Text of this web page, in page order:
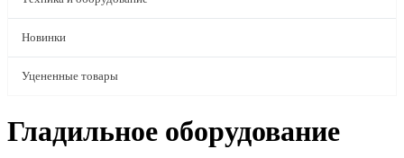
Новинки
Уцененные товары
Гладильное оборудование